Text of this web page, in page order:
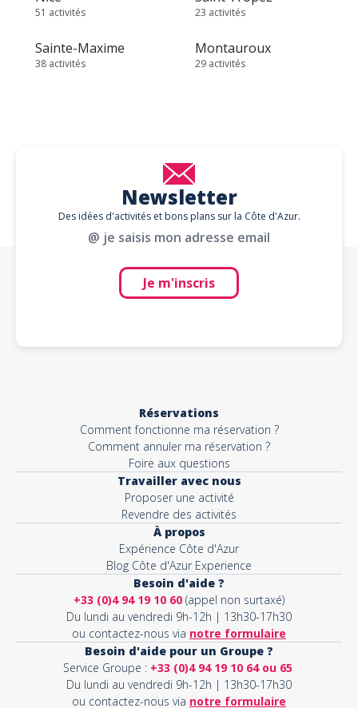
51 activités 23 activités
Sainte-Maxime
38 activités
Montauroux
29 activités
Newsletter
Des idées d'activités et bons plans sur la Côte d'Azur.
@ je saisis mon adresse email
Je m'inscris
Réservations
Comment fonctionne ma réservation ?
Comment annuler ma réservation ?
Foire aux questions
Travailler avec nous
Proposer une activité
Revendre des activités
À propos
Expérience Côte d'Azur
Blog Côte d'Azur Experience
Besoin d'aide ?
+33 (0)4 94 19 10 60 (appel non surtaxé)
Du lundi au vendredi 9h-12h | 13h30-17h30
ou contactez-nous via notre formulaire
Besoin d'aide pour un Groupe ?
Service Groupe : +33 (0)4 94 19 10 64 ou 65
Du lundi au vendredi 9h-12h | 13h30-17h30
ou contactez-nous via notre formulaire